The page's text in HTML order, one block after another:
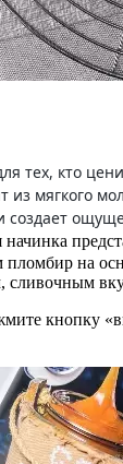
тех, кто
из мягкого
создает
пломбир на
кнопку